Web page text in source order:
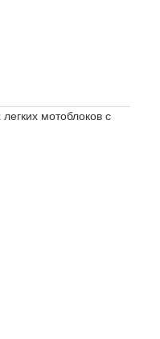
мотоблоков с